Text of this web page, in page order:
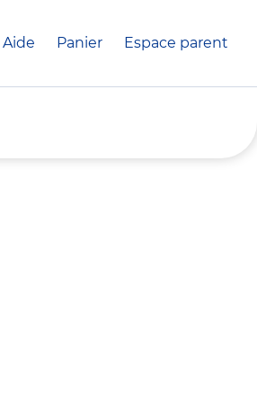
Aide Panier crèche(s)
Espace parent